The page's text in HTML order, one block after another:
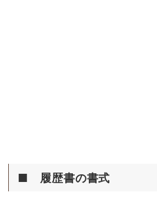
■ 履歴書の書式